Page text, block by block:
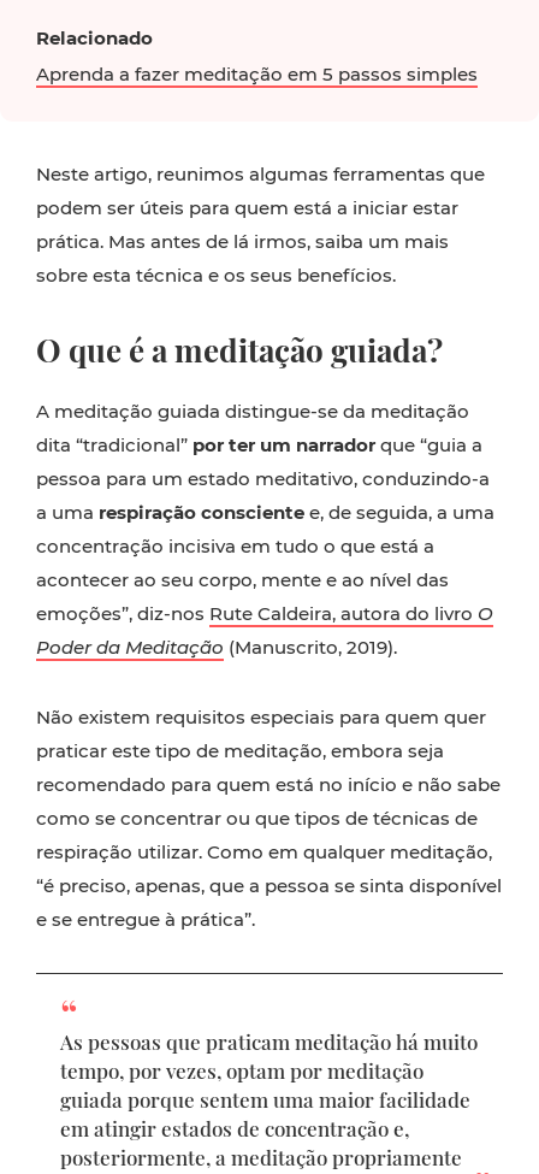
Relacionado
Aprenda a fazer meditação em 5 passos simples
Neste artigo, reunimos algumas ferramentas que
podem ser úteis para quem está a iniciar estar
prática. Mas antes de lá irmos, saiba um mais
sobre esta técnica e os seus benefícios.
O que é a meditação guiada?
A meditação guiada distingue-se da meditação
dita “tradicional” por ter um narrador que “guia a
pessoa para um estado meditativo, conduzindo-a
a uma respiração consciente e, de seguida, a uma
concentração incisiva em tudo o que está a
acontecer ao seu corpo, mente e ao nível das
emoções”, diz-nos Rute Caldeira, autora do livro O
Poder da Meditação (Manuscrito, 2019).
Não existem requisitos especiais para quem quer
praticar este tipo de meditação, embora seja
recomendado para quem está no início e não sabe
como se concentrar ou que tipos de técnicas de
respiração utilizar. Como em qualquer meditação,
“é preciso, apenas, que a pessoa se sinta disponível
e se entregue à prática”.
As pessoas que praticam meditação há muito
tempo, por vezes, optam por meditação
guiada porque sentem uma maior facilidade
em atingir estados de concentração e,
posteriormente, a meditação propriamente